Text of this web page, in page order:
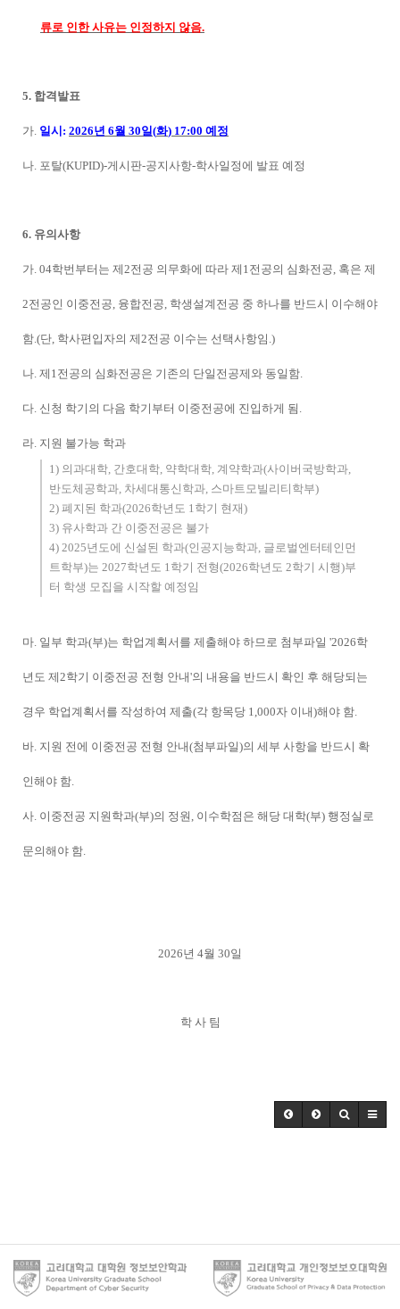
류로 인한 사유는 인정하지 않음.
5. 합격발표
가. 일시 : 2026년 6월 30일(화) 17:00 예정
나. 포탈(KUPID)-게시판-공지사항-학사일정에 발표 예정
6. 유의사항
가. 04학번부터는 제2전공 의무화에 따라 제 1전공의 심화전공, 혹은 제
2전공인 이중전공, 융합전공, 학생설계전공 중 하나를 반드시 이수해야
함.(단, 학사편입자의 제2전공 이수는 선택사항임 .)
나. 제 1전공의 심화전공은 기존의 단일전공제와 동일함.
다. 신청 학기의 다음 학기부터 이중전공에 진입하게 됨 .
라. 지원 불가능 학과
1) 의과대학, 간호대학, 약학대학, 계약학과(사이버국방학과,
반도체공학과, 차세대통신학과, 스마트모빌리티학부)
2) 폐지된 학과(2026학년도 1학기 현재)
3) 유사학과 간 이중전공은 불가
4) 2025년도에 신설된 학과(인공지능학과, 글로벌엔터테인먼
트학부)는 2027학년도 1학기 전형(2026학년도 2학기 시행)부
터 학생 모집을 시작할 예정임
마. 일부 학과(부)는 학업계획서를 제출해야 하므로 첨부파일 '2026학
년도 제2학기 이중전공 전형 안내'의 내용을 반드시 확인 후 해당되는
경우 학업계획서를 작성하여 제출(각 항목당 1,000자 이내)해야 함.
바. 지원 전에 이중전공 전형 안내(첨부파일)의 세부 사항을 반드시 확
인해야 함.
사. 이중전공 지원학과(부)의 정원 , 이수학점은 해당 대학(부) 행정실로
문의해야 함.
2026년 4월 30일
학 사 팀